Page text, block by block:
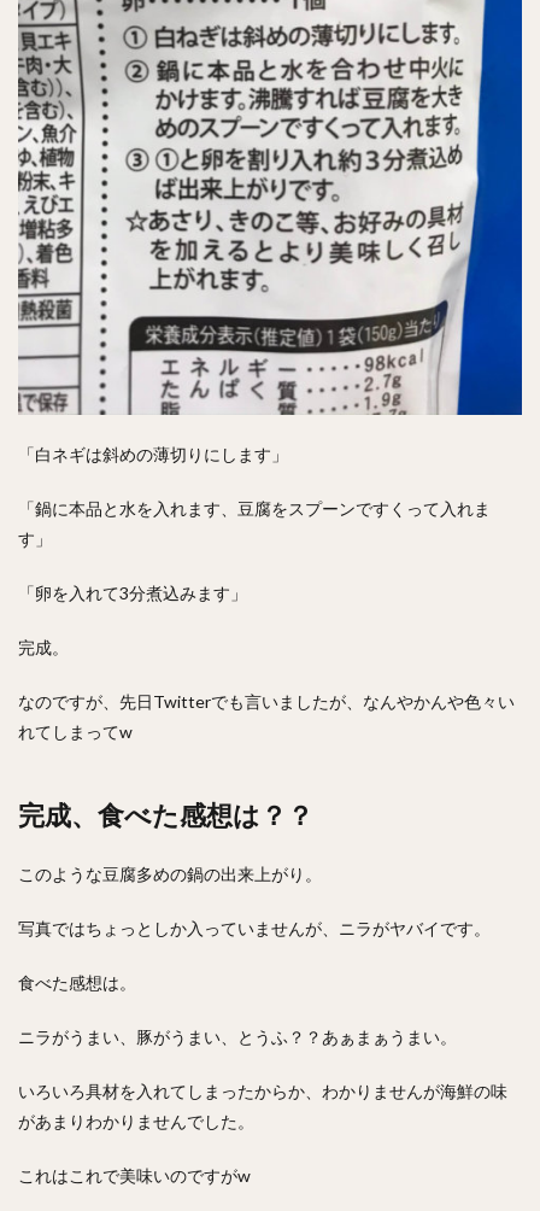
「白ネギは斜めの薄切りにします」
「鍋に本品と水を入れます、豆腐をスプーンですくって入れま
す」
「卵を入れて3分煮込みます」
完成。
なのですが、先日Twitterでも言いましたが、なんやかんや色々い
れてしまってw
完成、食べた感想は？？
このような豆腐多めの鍋の出来上がり。
写真ではちょっとしか入っていませんが、ニラがヤバイです。
食べた感想は。
ニラがうまい、豚がうまい、とうふ？？あぁまぁうまい。
いろいろ具材を入れてしまったからか、わかりませんが海鮮の味
があまりわかりませんでした。
これはこれで美味いのですがw